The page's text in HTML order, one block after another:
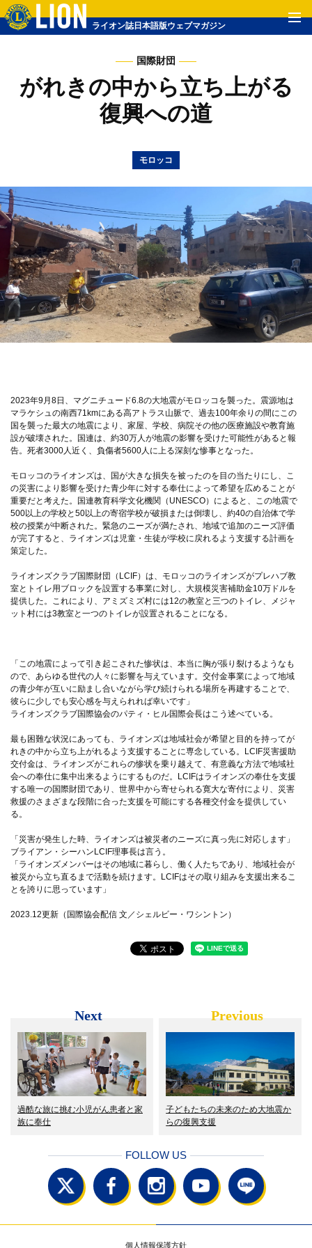
ライオン誌日本語版ウェブマガジン
国際財団
がれきの中から立ち上がる
復興への道
モロッコ
2023年9月8日、マグニチュード6.8の大地震がモロッコを襲った。震源地は
マラケシュの南西71kmにある高アトラス山脈で、過去100年余りの間にこの
国を襲った最大の地震により、家屋、学校、病院その他の医療施設や教育施
設が破壊された。国連は、約30万人が地震の影響を受けた可能性があると報
告。死者3000人近く、負傷者5600人に上る深刻な惨事となった。
モロッコのライオンズは、国が大きな損失を被ったのを目の当たりにし、こ
の災害により影響を受けた青少年に対する奉仕によって希望を広めることが
重要だと考えた。国連教育科学文化機関（UNESCO）によると、この地震で
500以上の学校と50以上の寄宿学校が破損または倒壊し、約40の自治体で学
校の授業が中断された。緊急のニーズが満たされ、地域で追加のニーズ評価
が完了すると、ライオンズは児童・生徒が学校に戻れるよう支援する計画を
策定した。
ライオンズクラブ国際財団（LCIF）は、モロッコのライオンズがプレハブ教
室とトイレ用ブロックを設置する事業に対し、大規模災害補助金10万ドルを
提供した。これにより、アミズミズ村には12の教室と三つのトイレ、メジャ
ット村には3教室と一つのトイレが設置されることになる。
「この地震によって引き起こされた惨状は、本当に胸が張り裂けるようなも
ので、あらゆる世代の人々に影響を与えています。交付金事業によって地域
の青少年が互いに励まし合いながら学び続けられる場所を再建することで、
彼らに少しでも安心感を与えられれば幸いです」
ライオンズクラブ国際協会のパティ・ヒル国際会長はこう述べている。
最も困難な状況にあっても、ライオンズは地域社会が希望と目的を持ってが
れきの中から立ち上がれるよう支援することに専念している。LCIF災害援助
交付金は、ライオンズがこれらの惨状を乗り越えて、有意義な方法で地域社
会への奉仕に集中出来るようにするものだ。LCIFはライオンズの奉仕を支援
する唯一の国際財団であり、世界中から寄せられる寛大な寄付により、災害
救援のさまざまな段階に合った支援を可能にする各種交付金を提供してい
る。
「災害が発生した時、ライオンズは被災者のニーズに真っ先に対応します」
ブライアン・シーハンLCIF理事長は言う。
「ライオンズメンバーはその地域に暮らし、働く人たちであり、地域社会が
被災から立ち直るまで活動を続けます。LCIFはその取り組みを支援出来るこ
とを誇りに思っています」
2023.12更新（国際協会配信 文／シェルビー・ワシントン）
Next
過酷な旅に挑む小児がん患者と家
族に奉仕
Previous
子どもたちの未来のため大地震か
らの復興支援
FOLLOW US
個人情報保護方針